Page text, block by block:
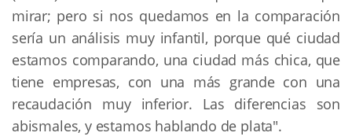
mirar; pero si nos quedamos en la comparación
sería un análisis muy infantil, porque qué ciudad
estamos comparando, una ciudad más chica, que
tiene empresas, con una más grande con una
recaudación muy inferior. Las diferencias son
abismales, y estamos hablando de plata".